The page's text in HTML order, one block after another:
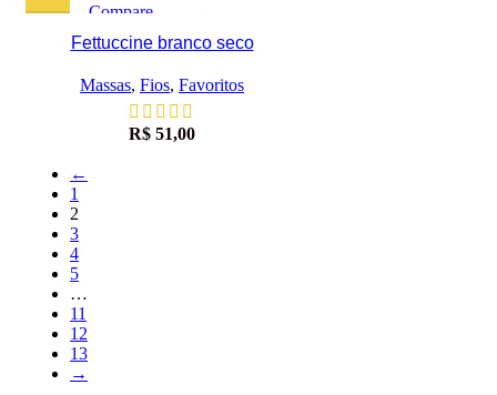
Compare
Visualização rápida
Fettuccine branco seco
Massas, Fios, Favoritos
R$ 51,00
←
1
2
3
4
5
…
11
12
13
→